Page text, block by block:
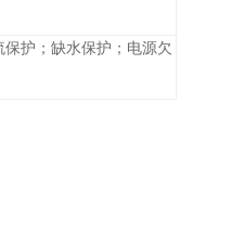
护；缺水保护；电源欠